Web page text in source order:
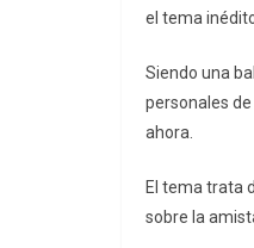
el tema
Siendo una
personales
ahora.
El tema trata
sobre la